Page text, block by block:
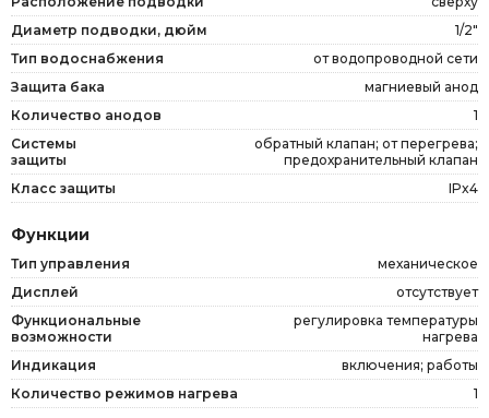
Диаметр подводки, дюйм
1/2"
Тип водоснабжения
от водопроводной сети
Защита бака
магниевый анод
Количество анодов
1
Системы
защиты
обратный клапан; от перегрева;
предохранительный клапан
Класс защиты
IPx4
Функции
Тип управления
механическое
Дисплей
отсутствует
Функциональные
возможности
регулировка температуры
нагрева
Индикация
включения; работы
Количество режимов нагрева
1